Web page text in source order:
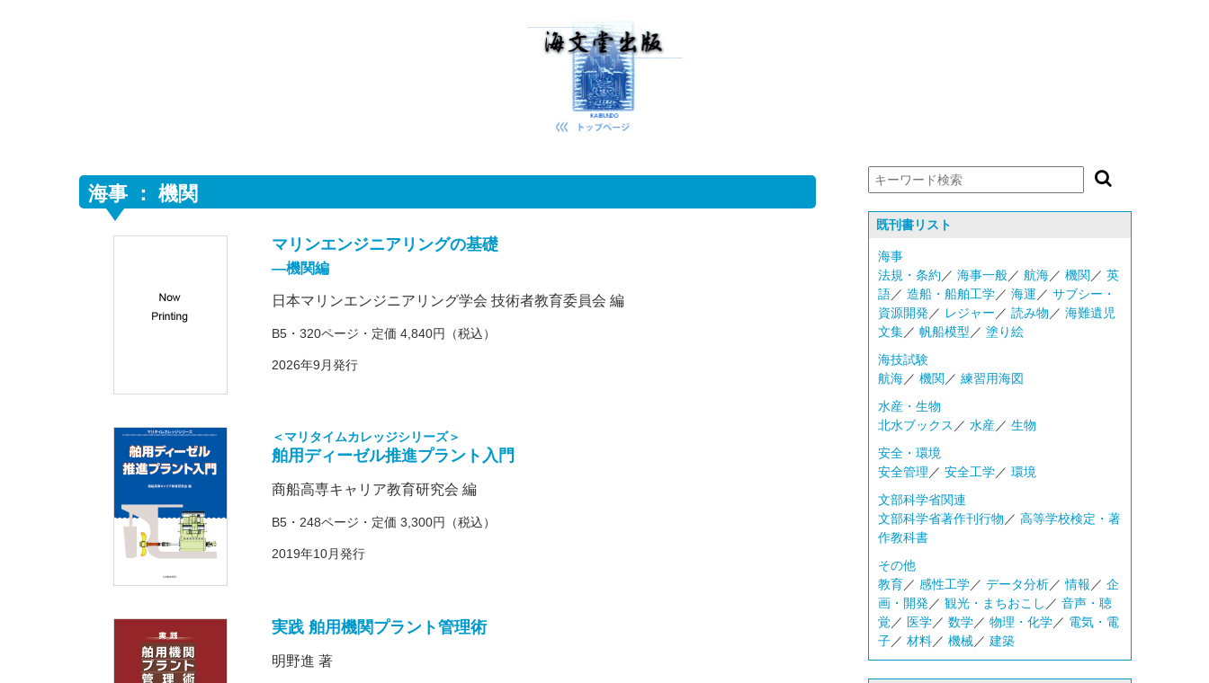
海事 ： 機関
マリンエンジニアリングの基礎
―機関編
日本マリンエンジニアリング学会 技術者教育委員会 編
B5・320ページ・定価 4,840円（税込）
2026年9月発行
＜マリタイムカレッジシリーズ＞
舶用ディーゼル推進プラント入門
商船高専キャリア教育研究会 編
B5・248ページ・定価 3,300円（税込）
2019年10月発行
実践 舶用機関プラント管理術
明野進 著
既刊書リスト
海事
法規・条約 ／ 海事一般／ 航海／ 機関 ／ 英
語／ 造船・船舶工学／ 海運 ／ サブシー・
資源開発 ／ レジャー ／ 読み物 ／ 海難遺児
文集／ 帆船模型 ／ 塗り絵
海技試験
航海／ 機関 ／ 練習用海図
水産・生物
北水ブックス ／ 水産／ 生物
安全・環境
安全管理 ／ 安全工学／ 環境
文部科学省関連
文部科学省著作刊行物 ／ 高等学校検定・著
作教科書
その他
教育／ 感性工学／ データ分析／情報 ／ 企
画・開発 ／ 観光・まちおこし ／ 音声・聴
覚 ／ 医学／ 数学／ 物理・化学／ 電気・電
子／ 材料／ 機械／ 建築